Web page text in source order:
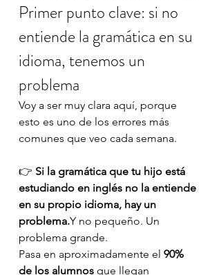
Primer punto clave: si no
entiende la gramática en su
idioma, tenemos un
problema
Voy a ser muy clara aquí, porque
esto es uno de los errores más
comunes que veo cada semana.
👉 Si la gramática que tu hijo está
estudiando en inglés no la entiende
en su propio idioma, hay un
problema.Y no pequeño. Un
problema grande.
Pasa en aproximadamente el 90%
de los alumnos que llegan